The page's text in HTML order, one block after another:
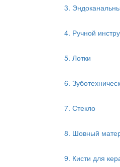
3.
4. Ручной
5. Лотки
6.
7. Стекло
8. Шовный
9. Кисти для